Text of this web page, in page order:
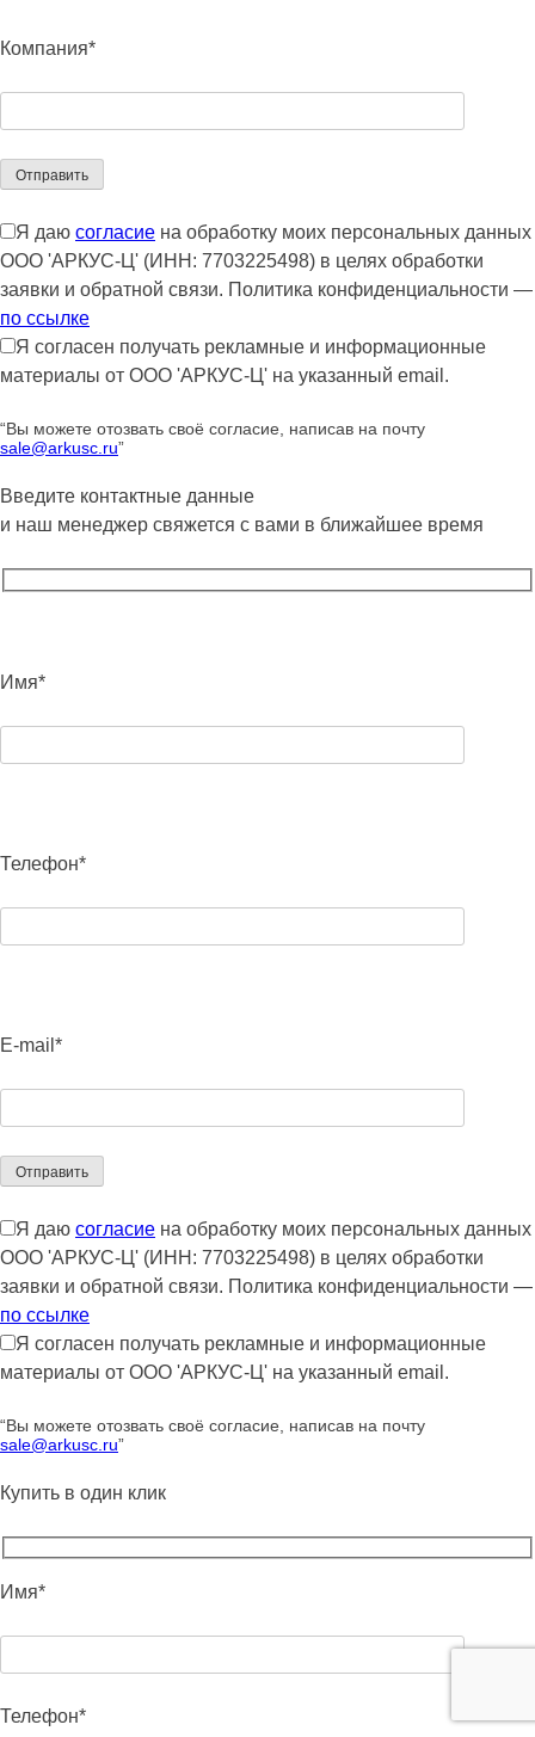
Компания*
Я даю согласие на обработку моих персональных данных
ООО 'АРКУС-Ц' (ИНН: 7703225498) в целях обработки
заявки и обратной связи. Политика конфиденциальности —
по ссылке
Я согласен получать рекламные и информационные
материалы от ООО 'АРКУС-Ц' на указанный email.
“Вы можете отозвать своё согласие, написав на почту
sale@arkusc.ru”
Введите контактные данные
и наш менеджер свяжется с вами в ближайшее время
Имя*
Телефон*
E-mail*
Я даю согласие на обработку моих персональных данных
ООО 'АРКУС-Ц' (ИНН: 7703225498) в целях обработки
заявки и обратной связи. Политика конфиденциальности —
по ссылке
Я согласен получать рекламные и информационные
материалы от ООО 'АРКУС-Ц' на указанный email.
“Вы можете отозвать своё согласие, написав на почту
sale@arkusc.ru”
Купить в один клик
Имя*
Телефон*